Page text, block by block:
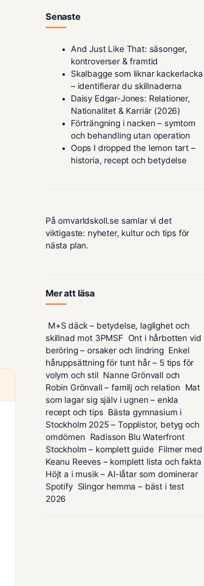
Senaste
And Just Like That: säsonger,
kontroverser & framtid
Skalbagge som liknar kackerlacka
– identifierar du skillnaderna
Daisy Edgar-Jones: Relationer,
Nationalitet & Karriär (2026)
Förträngning i nacken – symtom
och behandling utan operation
Oops I dropped the lemon tart –
historia, recept och betydelse
På omvarldskoll.se samlar vi det
viktigaste: nyheter, kultur och tips för
nästa plan.
Mer att läsa
M+S däck – betydelse, laglighet och
skillnad mot 3PMSF Ont i hårbotten vid
beröring – orsaker och lindring Enkel
håruppsättning för tunt hår – 5 tips för
volym och stil Nanne Grönvall och
Robin Grönvall – familj och relation Mat
som lagar sig själv i ugnen – enkla
recept och tips Bästa gymnasium i
Stockholm 2025 – Topplistor, betyg och
omdömen Radisson Blu Waterfront
Stockholm – komplett guide Filmer med
Keanu Reeves – komplett lista och fakta
Höjt a i musik – AI-låtar som dominerar
Spotify Slingor hemma – bäst i test
2026